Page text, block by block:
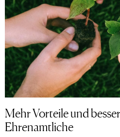
Mehr Vorteile und
Ehrenamtliche